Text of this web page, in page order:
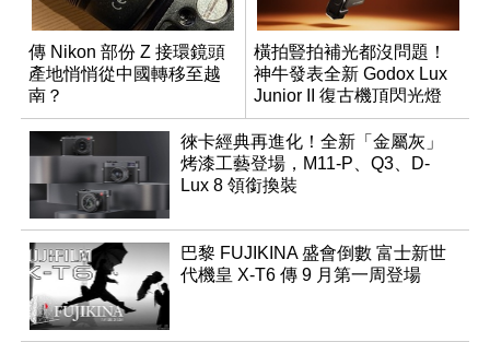
傳 Nikon 部份 Z 接環鏡頭
產地悄悄從中國轉移至越
南？
橫拍豎拍補光都沒問題！
神牛發表全新 Godox Lux
Junior II 復古機頂閃光燈
徠卡經典再進化！全新「金屬灰」
烤漆工藝登場，M11-P、Q3、D-
Lux 8 領銜換裝
巴黎 FUJIKINA 盛會倒數 富士新世
代機皇 X-T6 傳 9 月第一周登場